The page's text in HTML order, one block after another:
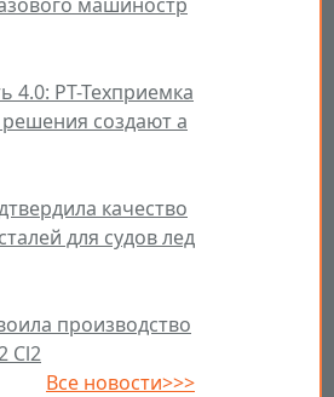
РТ-Техприемка
создают а
качество
для судов лед
производство
Cl2
Все новости>>>